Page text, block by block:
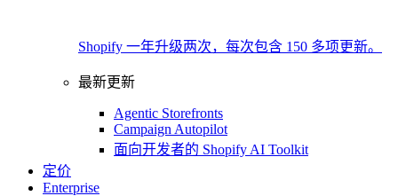
Shopify 一年升级两次，每次包含 150 多项更新。
最新更新
Agentic Storefronts
Campaign Autopilot
面向开发者的 Shopify AI Toolkit
定价
Enterprise